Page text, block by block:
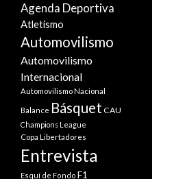
Agenda Deportiva
Atletismo
Automovilismo
Automovilismo
Internacional
Automovilismo Nacional
Balance Básquet CAU
Champions League
Copa Libertadores
Entrevista
Esquí de Fondo F1